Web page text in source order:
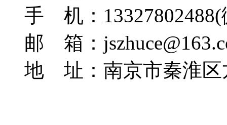
手 机：13327802488(
邮 箱：
地 址：南京市秦淮区